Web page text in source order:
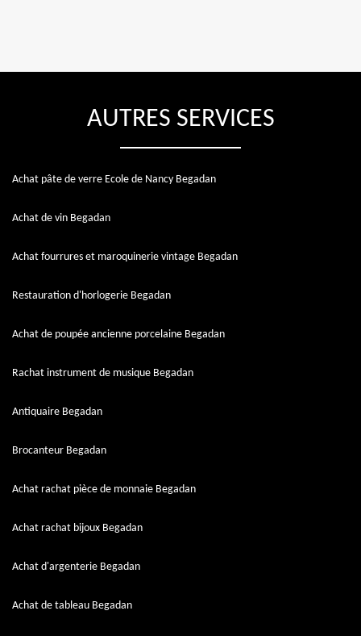
AUTRES SERVICES
Achat pâte de verre Ecole de Nancy Begadan
Achat de vin Begadan
Achat fourrures et maroquinerie vintage Begadan
Restauration d'horlogerie Begadan
Achat de poupée ancienne porcelaine Begadan
Rachat instrument de musique Begadan
Antiquaire Begadan
Brocanteur Begadan
Achat rachat pièce de monnaie Begadan
Achat rachat bijoux Begadan
Achat d'argenterie Begadan
Achat de tableau Begadan